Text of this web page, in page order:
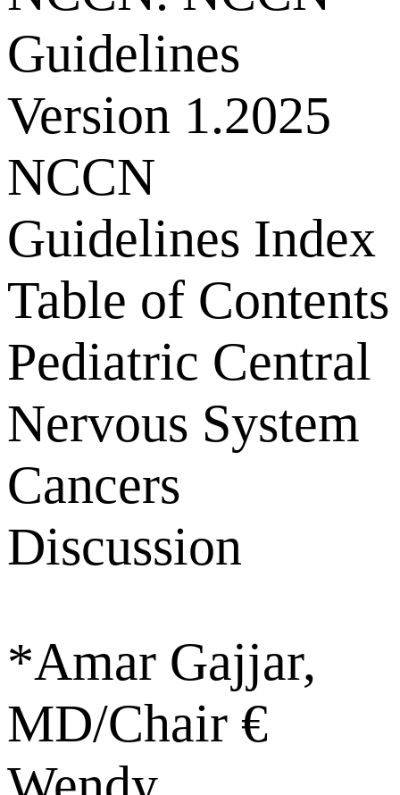
Guidelines
Version 1.2025
NCCN
Guidelines Index
Table of Contents
Pediatric Central
Nervous System
Cancers
Discussion
*Amar Gajjar,
MD/Chair €